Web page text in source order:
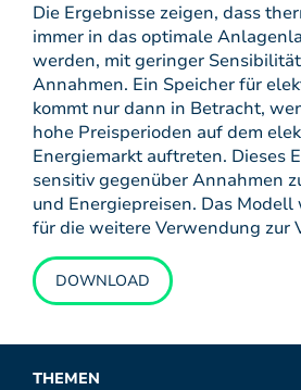
Die Ergebnisse zeigen, dass
immer in das optimale
werden, mit geringer
Annahmen. Ein Speicher für
kommt nur dann in Betracht,
hohe Preisperioden auf dem
Energiemarkt auftreten. Dieses
sensitiv gegenüber Annahmen
und Energiepreisen. Das Modell
für die weitere Verwendung zur
DOWNLOAD
THEMEN